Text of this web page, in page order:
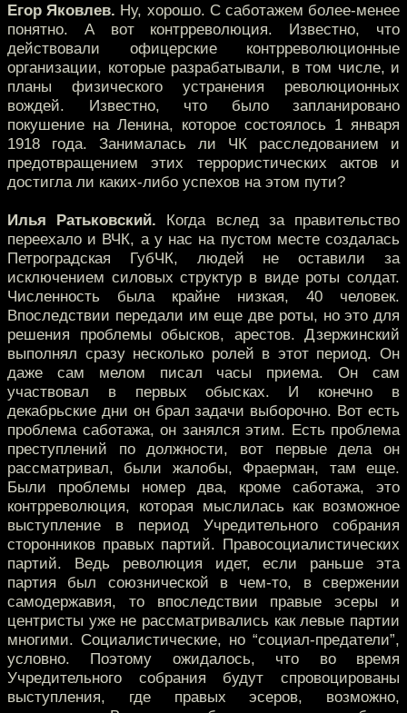
Егор Яковлев. Ну, хорошо. С саботажем более-менее
понятно. А вот контрреволюция. Известно, что
действовали офицерские контрреволюционные
организации, которые разрабатывали, в том числе, и
планы физического устранения революционных
вождей. Известно, что было запланировано
покушение на Ленина, которое состоялось 1 января
1918 года. Занималась ли ЧК расследованием и
предотвращением этих террористических актов и
достигла ли каких-либо успехов на этом пути?
Илья Ратьковский. Когда вслед за правительство
переехало и ВЧК, а у нас на пустом месте создалась
Петроградская ГубЧК, людей не оставили за
исключением силовых структур в виде роты солдат.
Численность была крайне низкая, 40 человек.
Впоследствии передали им еще две роты, но это для
решения проблемы обысков, арестов. Дзержинский
выполнял сразу несколько ролей в этот период. Он
даже сам мелом писал часы приема. Он сам
участвовал в первых обысках. И конечно в
декабрьские дни он брал задачи выборочно. Вот есть
проблема саботажа, он занялся этим. Есть проблема
преступлений по должности, вот первые дела он
рассматривал, были жалобы, Фраерман, там еще.
Были проблемы номер два, кроме саботажа, это
контрреволюция, которая мыслилась как возможное
выступление в период Учредительного собрания
сторонников правых партий. Правосоциалистических
партий. Ведь революция идет, если раньше эта
партия был союзнической в чем-то, в свержении
самодержавия, то впоследствии правые эсеры и
центристы уже не рассматривались как левые партии
многими. Социалистические, но “социал-предатели”,
условно. Поэтому ожидалось, что во время
Учредительного собрания будут спровоцированы
выступления, где правых эсеров, возможно,